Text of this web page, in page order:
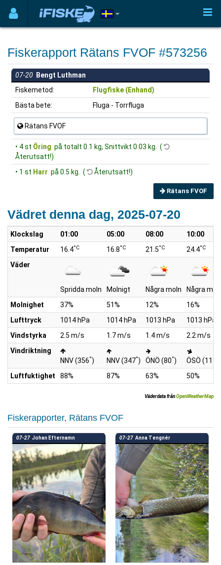
Fiskerapport Rätans FVOF #573256
07-20 Bengt Luthman
Fiskemetod:
Flugfiske (Enhand)
Bästa bete:
Fluga - Torrfluga
Rätans FVOF
• 4 st Öring på totalt 0.1 kg, Snittvikt 0.03 kg. (
Återutsatt!)
• 1 st Harr på 0.5 kg. ( Återutsatt!)
Rätans FVOF
Vädret denna dag, 2025-07-20
Klockslag 01:00 05:00 08:00
10:00
Temperatur
16.4°C 16.8°C 21.5°C 24.4°C
Väder
Spridda moln Molnigt Några moln
Några
Molnighet
37% 51% 12%
16%
Lufttryck
1014 hPa 1014 hPa 1013 hPa
1013 hPa
Vindstyrka
2.5 m/s 1.7 m/s 1.4 m/s
2.2 m/s
Vindriktning
NNV (356°) NNV (347°) ÖNÖ (80°) ÖSÖ (115
Luftfuktighet
88% 87% 63% 50%
Väderdata frånOpenWeatherMap
Fiskerapporter, Rätans FVOF
07-27 Johan Efternamn 07-27 Anna Tengnér